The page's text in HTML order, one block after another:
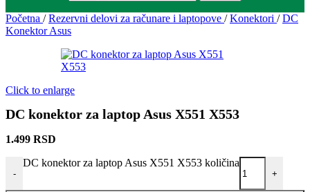
Početna / Rezervni delovi za računare i laptopove / Konektori / DC
Konektor Asus
Click to enlarge
DC konektor za laptop Asus X551 X553
1.499 RSD
-
DC konektor za laptop Asus X551 X553 količina
+